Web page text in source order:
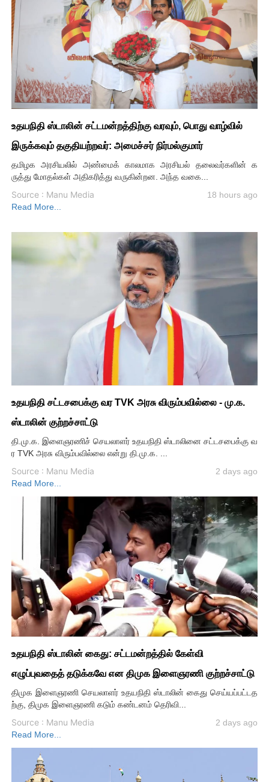
உதயநிதி ஸ்டாலின் சட்டமன்றத்திற்கு வரவும், பொது வாழ்வில்
இருக்கவும் தகுதியற்றவர்: அமைச்சர் நிர்மல்குமார்
தமிழக அரசியலில் அண்மைக் காலமாக அரசியல் தலைவர்களின் க
ருத்து மோதல்கள் அதிகரித்து வருகின்றன. அந்த வகை...
Source : Manu Media
18 hours ago
Read More...
உதயநிதி சட்டசபைக்கு வர TVK அரசு விரும்பவில்லை - மு.க.
ஸ்டாலின் குற்றச்சாட்டு
தி.மு.க. இளைஞரணிச் செயலாளர் உதயநிதி ஸ்டாலினை சட்டசபைக்கு வ
ர TVK அரசு விரும்பவில்லை என்று தி.மு.க. ...
Source : Manu Media
2 days ago
Read More...
உதயநிதி ஸ்டாலின் கைது: சட்டமன்றத்தில் கேள்வி
எழுப்புவதைத் தடுக்கவே என திமுக இளைஞரணி குற்றச்சாட்டு
திமுக இளைஞரணி செயலாளர் உதயநிதி ஸ்டாலின் கைது செய்யப்பட்டத
ற்கு, திமுக இளைஞரணி கடும் கண்டனம் தெரிவி...
Source : Manu Media
2 days ago
Read More...